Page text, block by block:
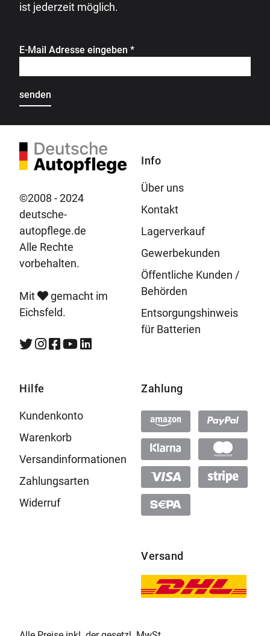
ist jederzeit möglich.
E-Mail Adresse eingeben*
©2008 - 2024
deutsche-
autopflege.de
Alle Rechte
vorbehalten.
Mit
gemacht im
Eichsfeld.
Info
Über uns
Kontakt
Lagerverkauf
Gewerbekunden
Öffentliche Kunden /
Behörden
Entsorgungshinweis
für Batterien
Hilfe
Kundenkonto
Warenkorb
Versandinformationen
Zahlungsarten
Widerruf
Zahlung
Versand